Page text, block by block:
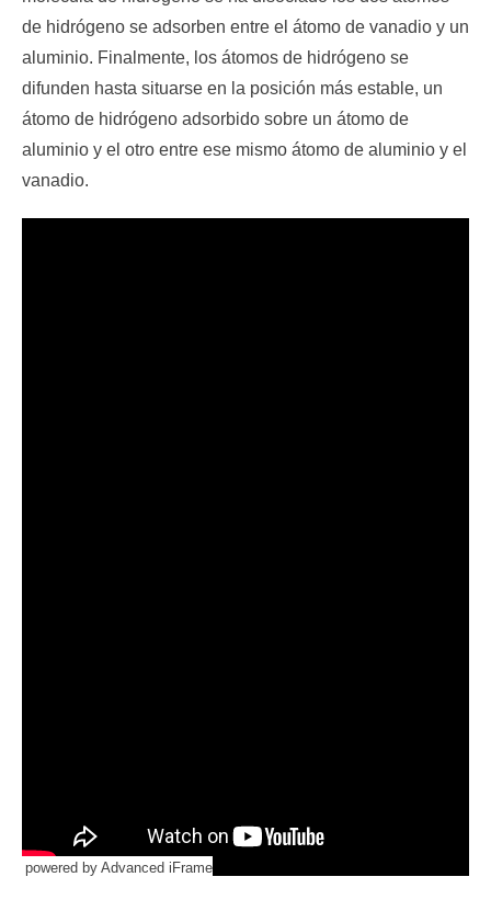
de hidrógeno se adsorben entre el átomo de vanadio y un
aluminio. Finalmente, los átomos de hidrógeno se
difunden hasta situarse en la posición más estable, un
átomo de hidrógeno adsorbido sobre un átomo de
aluminio y el otro entre ese mismo átomo de aluminio y el
vanadio.
powered by Advanced iFrame